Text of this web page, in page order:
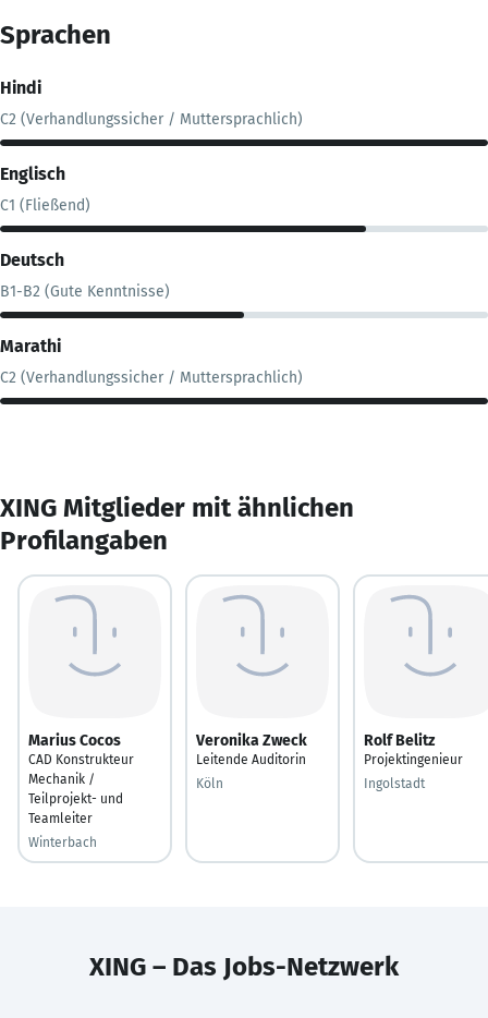
Sprachen
Hindi
C2 (Verhandlungssicher / Muttersprachlich)
Englisch
C1 (Fließend)
Deutsch
B1-B2 (Gute Kenntnisse)
Marathi
C2 (Verhandlungssicher / Muttersprachlich)
XING Mitglieder mit ähnlichen
Profilangaben
Marius Cocos
CAD Konstrukteur
Mechanik /
Teilprojekt- und
Teamleiter
Winterbach
Veronika Zweck
Leitende Auditorin
Köln
Rolf Belitz
Projektingenieur
Ingolstadt
XING – Das Jobs-Netzwerk